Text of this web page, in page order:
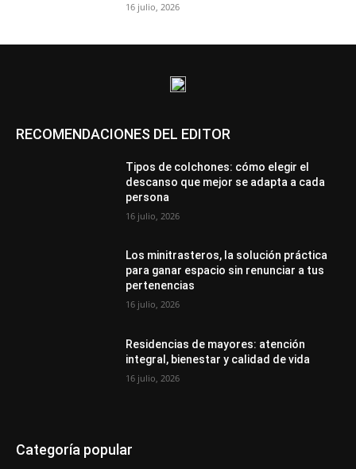
16 julio, 2026
RECOMENDACIONES DEL EDITOR
Tipos de colchones: cómo elegir el
descanso que mejor se adapta a cada
persona
16 julio, 2026
Los minitrasteros, la solución práctica
para ganar espacio sin renunciar a tus
pertenencias
16 julio, 2026
Residencias de mayores: atención
integral, bienestar y calidad de vida
16 julio, 2026
Categoría popular